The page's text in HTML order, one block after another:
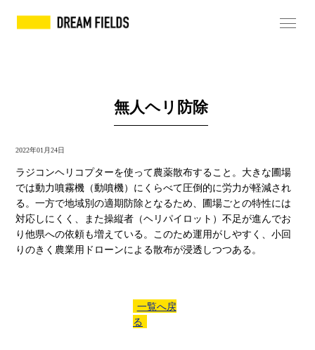
無人ヘリ防除
2022年01月24日
ラジコンヘリコプターを使って農薬散布すること。大きな圃場
では動力噴霧機（動噴機）にくらべて圧倒的に労力が軽減され
る。一方で地域別の適期防除となるため、圃場ごとの特性には
対応しにくく、また操縦者（ヘリパイロット）不足が進んでお
り他県への依頼も増えている。このため運用がしやすく、小回
りのきく農業用ドローンによる散布が浸透しつつある。
一覧へ戻
る